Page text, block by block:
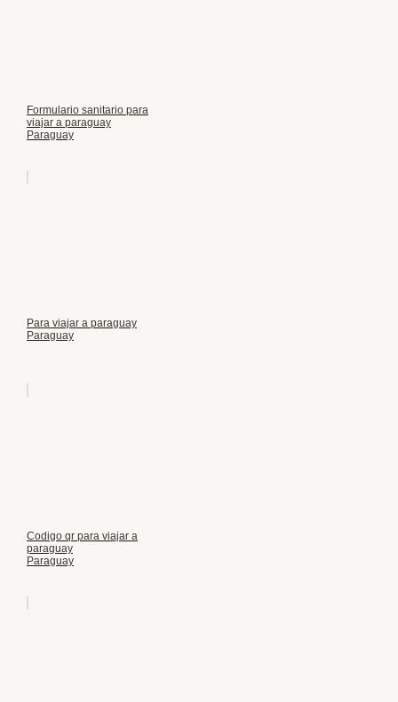
Formulario sanitario para
viajar a paraguay
Paraguay
Para viajar a paraguay
Paraguay
Codigo qr para viajar a
paraguay
Paraguay